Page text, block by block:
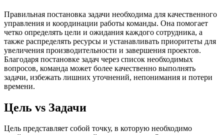
Правильная постановка задачи необходима для качественного
управления и координации работы команды. Она помогает
четко определять цели и ожидания каждого сотрудника, а
также распределять ресурсы и устанавливать приоритеты для
увеличения производительности и завершения проектов.
Благодаря постановке задач через список необходимых
вопросов, команда может более качественно выполнять
задачи, избежать лишних уточнений, непонимания и потери
времени.
Цель vs Задачи
Цель представляет собой точку, в которую необходимо